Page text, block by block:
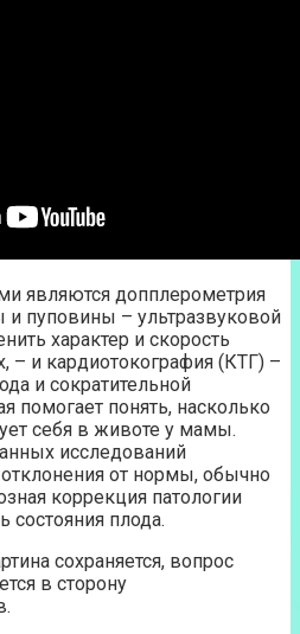
являются допплерометрия
и пуповины – ультразвуковой
характер и скорость
– и кардиотокография (КТГ) –
и сократительной
помогает понять, насколько
себя в животе у мамы.
исследований
от нормы, обычно
коррекция патологии
состояния плода.
сохраняется, вопрос
в сторону